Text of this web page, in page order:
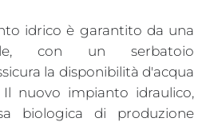
idrico è garantito da una
con un serbatoio
la disponibilità d'acqua
nuovo impianto idraulico,
biologica di produzione